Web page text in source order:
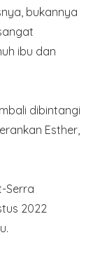
bukannya
ibu dan
dibintangi
Esther,
Serra
2022